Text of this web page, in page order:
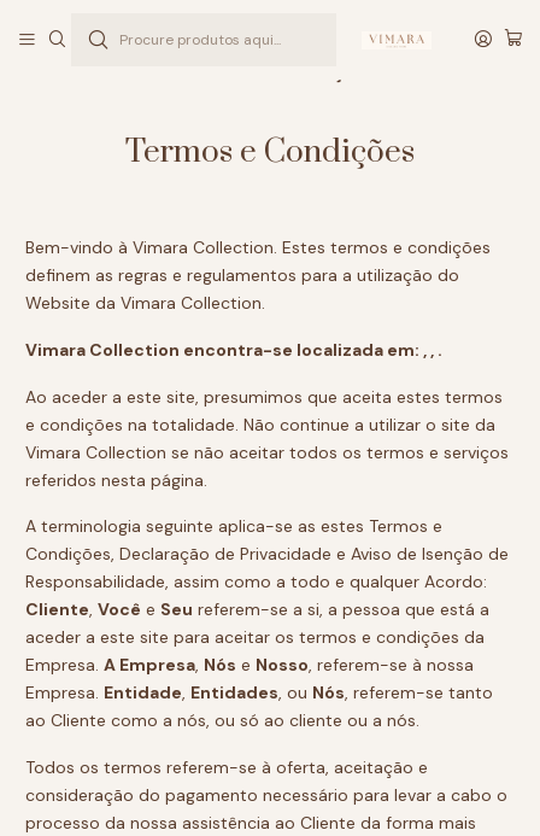
Termos e Condições
Bem-vindo à Vimara Collection. Estes termos e condições
definem as regras e regulamentos para a utilização do
Website da Vimara Collection.
Vimara Collection encontra-se localizada em: , , .
Ao aceder a este site, presumimos que aceita estes termos
e condições na totalidade. Não continue a utilizar o site da
Vimara Collection se não aceitar todos os termos e serviços
referidos nesta página.
A terminologia seguinte aplica-se as estes Termos e
Condições, Declaração de Privacidade e Aviso de Isenção de
Responsabilidade, assim como a todo e qualquer Acordo:
Cliente, Você e Seu referem-se a si, a pessoa que está a
aceder a este site para aceitar os termos e condições da
Empresa. A Empresa, Nós e Nosso, referem-se à nossa
Empresa. Entidade, Entidades, ou Nós, referem-se tanto
ao Cliente como a nós, ou só ao cliente ou a nós.
Todos os termos referem-se à oferta, aceitação e
consideração do pagamento necessário para levar a cabo o
processo da nossa assistência ao Cliente da forma mais